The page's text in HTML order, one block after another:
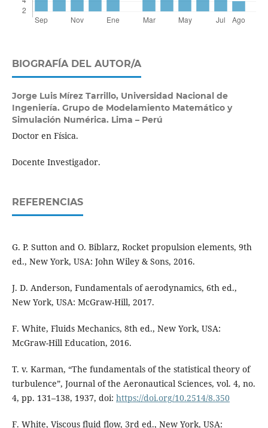
BIOGRAFÍA DEL AUTOR/A
Jorge Luis Mírez Tarrillo, Universidad Nacional de
Ingeniería. Grupo de Modelamiento Matemático y
Simulación Numérica. Lima – Perú
Doctor en Física.
Docente Investigador.
REFERENCIAS
G. P. Sutton and O. Biblarz, Rocket propulsion elements, 9th
ed., New York, USA: John Wiley & Sons, 2016.
J. D. Anderson, Fundamentals of aerodynamics, 6th ed.,
New York, USA: McGraw-Hill, 2017.
F. White, Fluids Mechanics, 8th ed., New York, USA:
McGraw-Hill Education, 2016.
T. v. Karman, “The fundamentals of the statistical theory of
turbulence”, Journal of the Aeronautical Sciences, vol. 4, no.
4, pp. 131–138, 1937, doi: https://doi.org/10.2514/8.350
F. White, Viscous fluid flow, 3rd ed., New York, USA: